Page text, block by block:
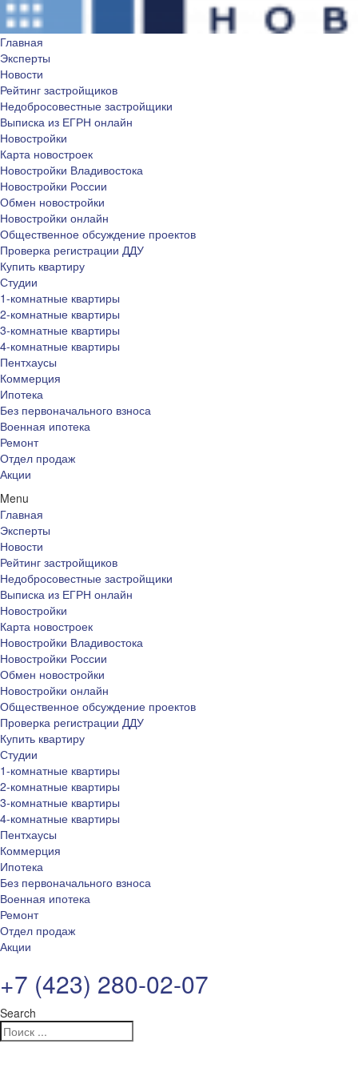
Главная
Эксперты
Новости
Рейтинг застройщиков
Недобросовестные застройщики
Выписка из ЕГРН онлайн
Новостройки
Карта новостроек
Новостройки Владивостока
Новостройки России
Обмен новостройки
Новостройки онлайн
Общественное обсуждение проектов
Проверка регистрации ДДУ
Купить квартиру
Студии
1-комнатные квартиры
2-комнатные квартиры
3-комнатные квартиры
4-комнатные квартиры
Пентхаусы
Коммерция
Ипотека
Без первоначального взноса
Военная ипотека
Ремонт
Отдел продаж
Акции
Menu
Главная
Эксперты
Новости
Рейтинг застройщиков
Недобросовестные застройщики
Выписка из ЕГРН онлайн
Новостройки
Карта новостроек
Новостройки Владивостока
Новостройки России
Обмен новостройки
Новостройки онлайн
Общественное обсуждение проектов
Проверка регистрации ДДУ
Купить квартиру
Студии
1-комнатные квартиры
2-комнатные квартиры
3-комнатные квартиры
4-комнатные квартиры
Пентхаусы
Коммерция
Ипотека
Без первоначального взноса
Военная ипотека
Ремонт
Отдел продаж
Акции
+7 (423) 280-02-07
Search